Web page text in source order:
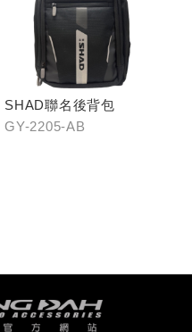
SHAD聯名後背包
GY-2205-AB